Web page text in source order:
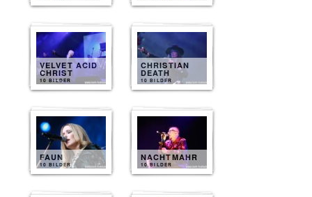
VELVET ACID
CHRIST
10 BILDER
CHRISTIAN
DEATH
10 BILDER
FAUN
10 BILDER
NACHTMAHR
10 BILDER